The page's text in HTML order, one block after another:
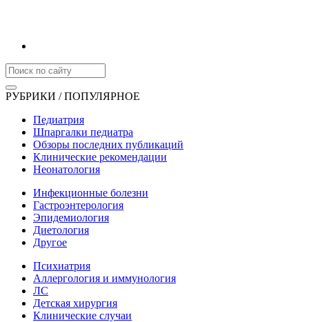
РУБРИКИ / ПОПУЛЯРНОЕ
Педиатрия
Шпаргалки педиатра
Обзоры последних публикаций
Клинические рекомендации
Неонатология
Инфекционные болезни
Гастроэнтерология
Эпидемиология
Диетология
Другое
Психиатрия
Аллергология и иммунология
ЛС
Детская хирургия
Клинические случаи